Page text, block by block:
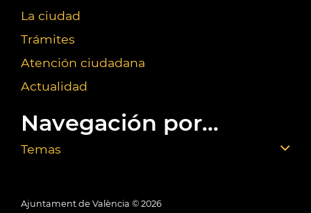
La ciudad
Trámites
Atención ciudadana
Actualidad
Navegación por...
Temas
Ajuntament de València © 2026